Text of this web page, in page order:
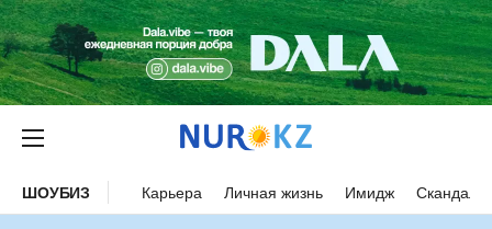
ШОУБИЗ Карьера Личная жизнь Имидж Скандалы